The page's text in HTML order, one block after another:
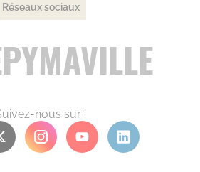
Réseaux sociaux
nous sur :